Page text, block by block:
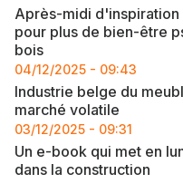
Après-midi d'inspiration
pour plus de bien-être
bois
04/12/2025 - 09:43
Industrie belge du
marché volatile
03/12/2025 - 09:31
Un e-book qui met en
dans la construction